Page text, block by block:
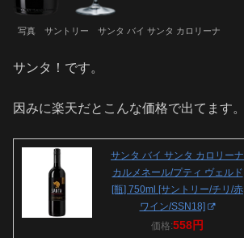
写真 サントリー サンタ バイ サンタ カロリーナ
サンタ！です。
因みに楽天だとこんな価格で出てます。
サンタ バイ サンタ カロリーナ
カルメネール/プティ ヴェルド
[瓶] 750ml [サントリー/チリ/赤
ワイン/SSN18]
価格:558円